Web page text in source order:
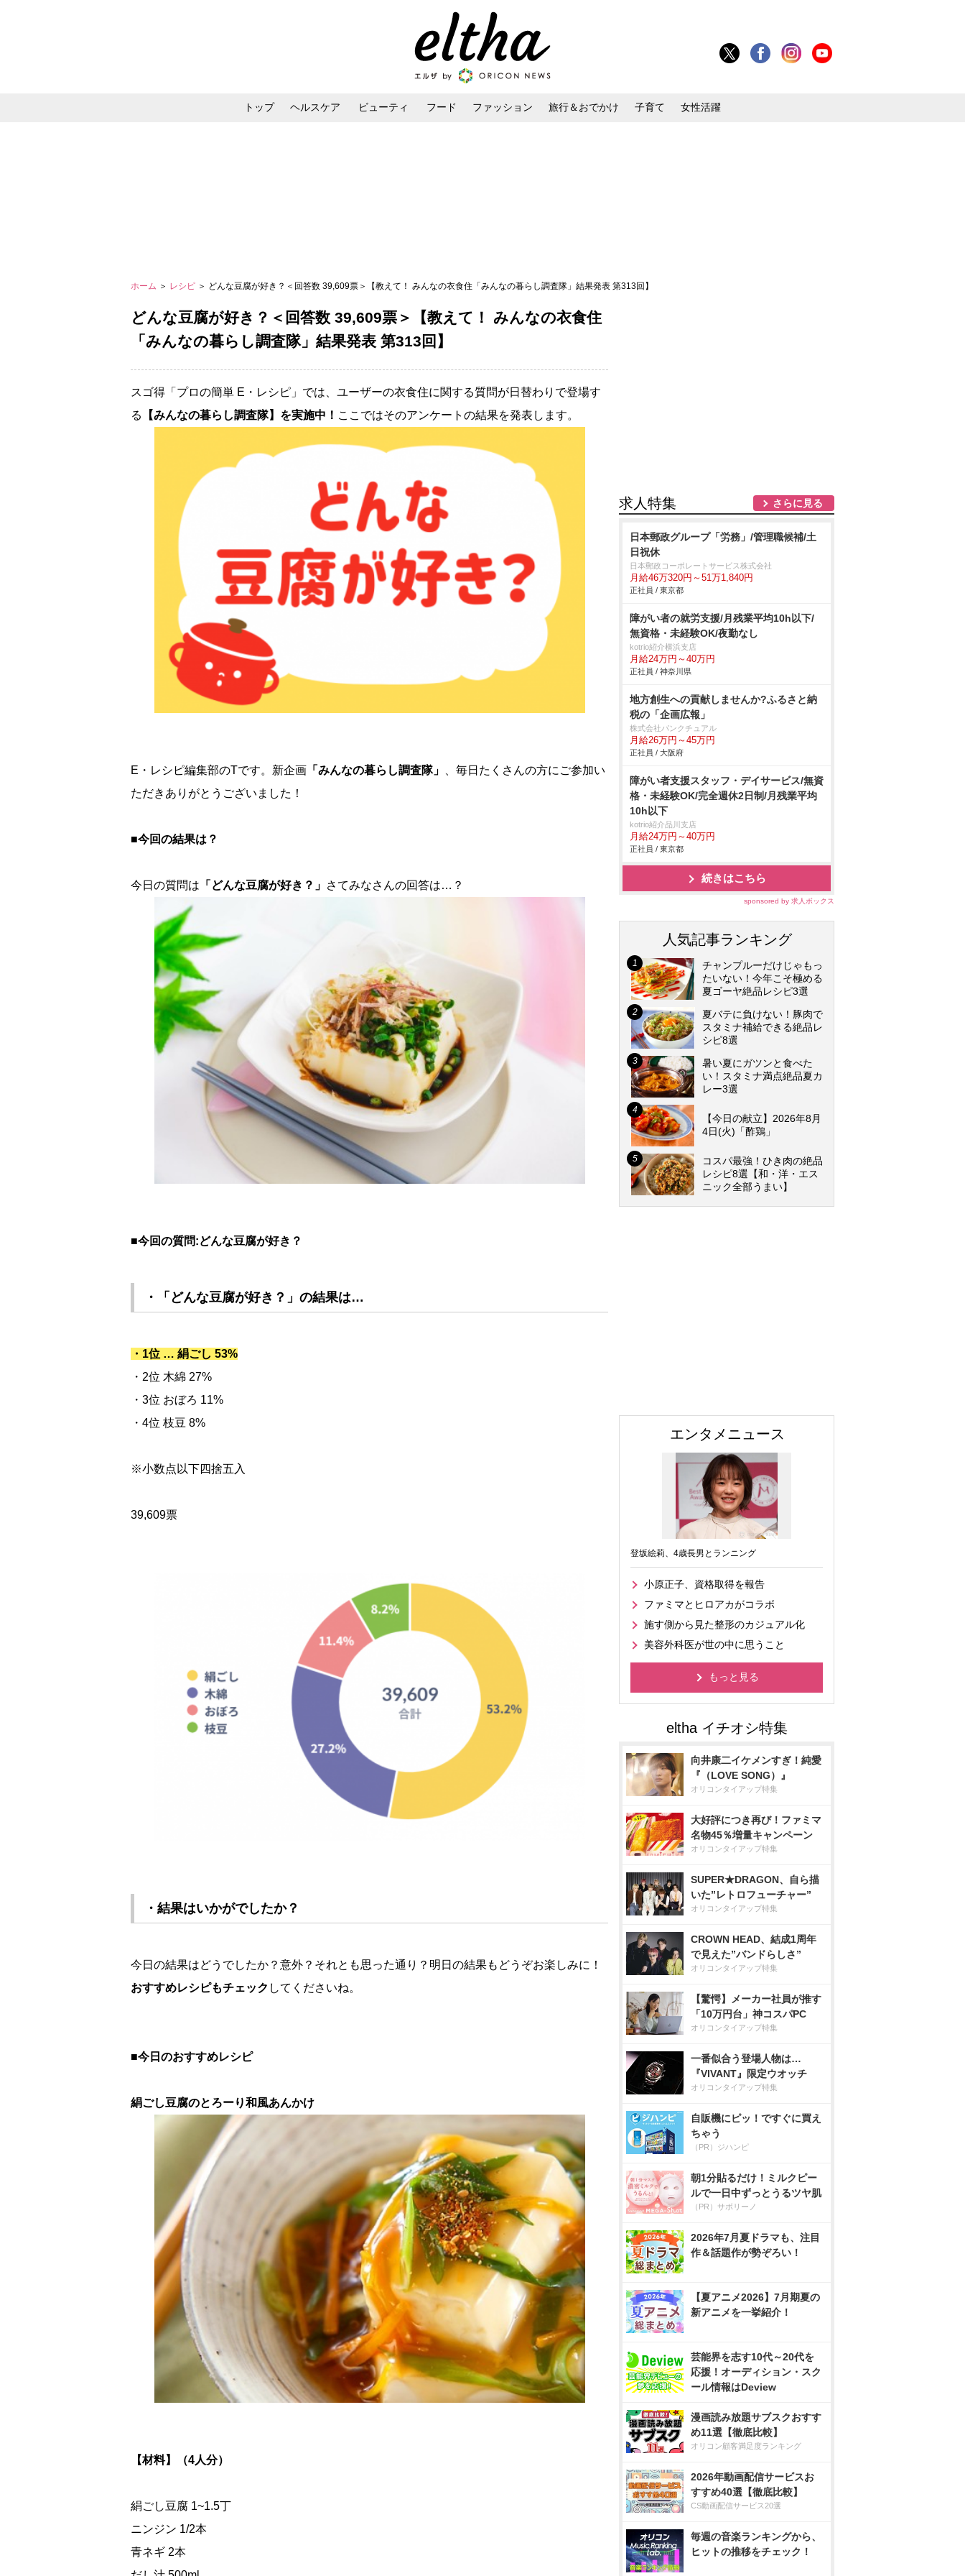
トップ ヘルスケア ビューティ フード ファッション 旅行＆おでかけ 子育て 女性活躍
ホーム ＞ レシピ ＞ どんな豆腐が好き？＜回答数 39,609票＞【教えて！ みんなの衣食住「みんなの暮らし調査隊」結果発表 第313回】
どんな豆腐が好き？＜回答数 39,609票＞【教えて！ みんなの衣食住
「みんなの暮らし調査隊」結果発表 第313回】
スゴ得「プロの簡単 E・レシピ」では、ユーザーの衣食住に関する質問が日替わりで登場す
る
【みんなの暮らし調査隊】を実施中！ ここではそのアンケートの結果を発表します。
E・レシピ編集部のTです。新企画 「みんなの暮らし調査隊」
、毎日たくさんの方にご参加い
ただきありがとうございました！
■今回の結果は？
今日の質問は 「どんな豆腐が好き？」 さてみなさんの回答は…？
■今回の質問:どんな豆腐が好き？
・「どんな豆腐が好き？」 の結果は…
・1位 … 絹ごし 53%
・2位 木綿 27%
・3位 おぼろ 11%
・4位 枝豆 8%
※小数点以下四捨五入
39,609票
・結果はいかがでしたか？
今日の結果はどうでしたか？意外？それとも思った通り？明日の結果もどうぞお楽しみに！
おすすめレシピもチェック してくださいね。
■今日のおすすめレシピ
絹ごし豆腐のとろーり和風あんかけ
【材料】（4人分）
絹ごし豆腐 1~1.5丁
ニンジン 1/2本
青ネギ 2本
求人特集 さらに見る
日本郵政グループ「労務」/管理職候補/土
日祝休
日本郵政コーポレートサービス株式会社
月給46万320円～51万1,840円
正社員 / 東京都
障がい者の就労支援/月残業平均10h以下/
無資格・未経験OK/夜勤なし
kotrio紹介横浜支店
月給24万円～40万円
正社員 / 神奈川県
地方創生への貢献しませんか?ふるさと納
税の「企画広報」
株式会社パンクチュアル
月給26万円～45万円
正社員 / 大阪府
障がい者支援スタッフ・デイサービス/無資
格・未経験OK/完全週休2日制/月残業平均
10h以下
kotrio紹介品川支店
月給24万円～40万円
正社員 / 東京都
続きはこちら
sponsored by 求人ボックス
人気記事ランキング
チャンプルーだけじゃもっ
たいない！今年こそ極める
夏ゴーヤ絶品レシピ3選
夏バテに負けない！豚肉で
スタミナ補給できる絶品レ
シピ8選
暑い夏にガツンと食べた
い！スタミナ満点絶品夏カ
レー3選
【今日の献立】2026年8月
4日(火)「酢鶏」
コスパ最強！ひき肉の絶品
レシピ8選【和・洋・エス
ニック全部うまい】
エンタメニュース
登坂絵莉、4歳長男とランニング
小原正子、資格取得を報告
ファミマとヒロアカがコラボ
施す側から見た整形のカジュアル化
美容外科医が世の中に思うこと
もっと見る
向井康二イケメンすぎ！純愛
『（LOVE SONG）』
オリコンタイアップ特集
大好評につき再び！ファミマ
名物45％増量キャンペーン
オリコンタイアップ特集
SUPER★DRAGON、自ら描
いた”レトロフューチャー”
オリコンタイアップ特集
CROWN HEAD、結成1周年
で見えた”バンドらしさ”
オリコンタイアップ特集
【驚愕】メーカー社員が推す
「10万円台」神コスパPC
オリコンタイアップ特集
一番似合う登場人物は…
『VIVANT』限定ウオッチ
オリコンタイアップ特集
自販機にピッ！ですぐに買え
ちゃう
（PR）ジハンピ
朝1分貼るだけ！ミルクピー
ルで一日中ずっとうるツヤ肌
（PR）サボリーノ
2026年7月夏ドラマも、注目
作＆話題作が勢ぞろい！
【夏アニメ2026】7月期夏の
新アニメを一挙紹介！
芸能界を志す10代～20代を
応援！オーディション・スク
ール情報はDeview
漫画読み放題サブスクおすす
め11選【徹底比較】
オリコン顧客満足度ランキング
2026年動画配信サービスお
すすめ40選【徹底比較】
CS動画配信サービス20選
毎週の音楽ランキングから、
ヒットの推移をチェック！